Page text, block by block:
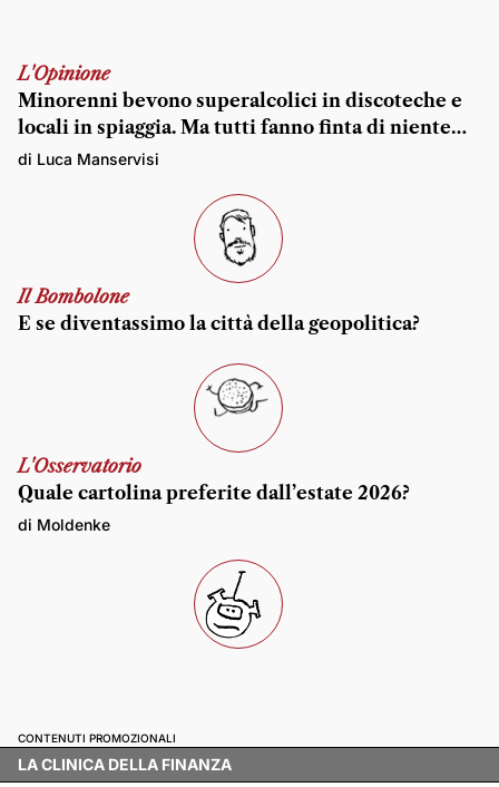
L'Opinione
Minorenni bevono superalcolici in discoteche e
locali in spiaggia. Ma tutti fanno finta di niente…
di Luca Manservisi
Il Bombolone
E se diventassimo la città della geopolitica?
L'Osservatorio
Quale cartolina preferite dall’estate 2026?
di Moldenke
CONTENUTI PROMOZIONALI
LA CLINICA DELLA FINANZA